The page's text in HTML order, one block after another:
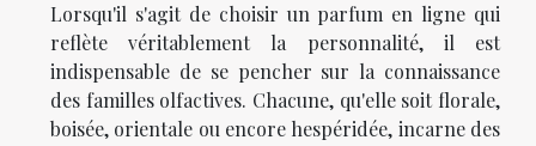
Lorsqu'il s'agit de choisir un parfum en ligne qui
reflète véritablement la personnalité, il est
indispensable de se pencher sur la connaissance
des familles olfactives. Chacune, qu'elle soit florale,
boisée, orientale ou encore hespéridée, incarne des